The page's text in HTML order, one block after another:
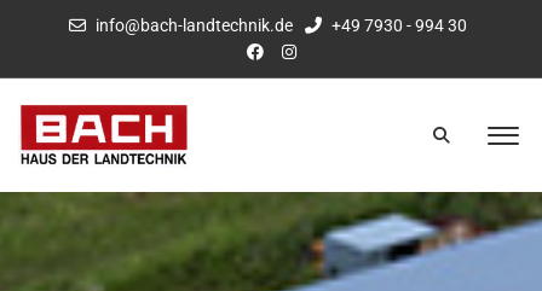
info@bach-landtechnik.de +49 7930 - 994 30